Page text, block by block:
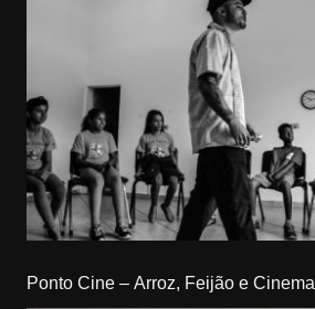
Ponto Cine – Arroz, Feijão e Cinema